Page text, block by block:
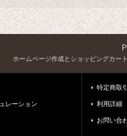
ホームページ作成とショッピングカー
レーション
特定商取
利用詳細
お問い合